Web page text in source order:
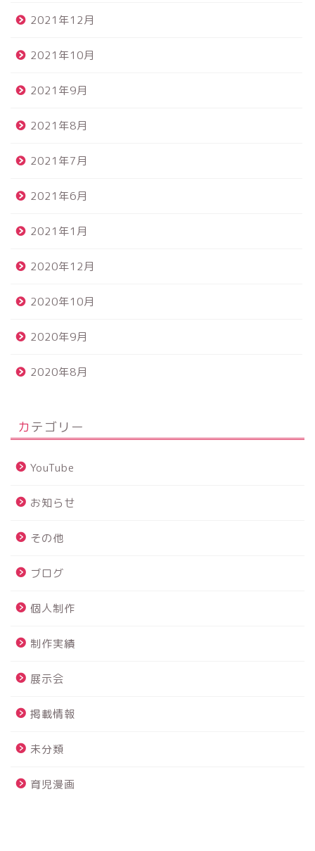
2021年12月
2021年10月
2021年9月
2021年8月
2021年7月
2021年6月
2021年1月
2020年12月
2020年10月
2020年9月
2020年8月
カテゴリー
YouTube
お知らせ
その他
ブログ
個人制作
制作実績
展示会
掲載情報
未分類
育児漫画